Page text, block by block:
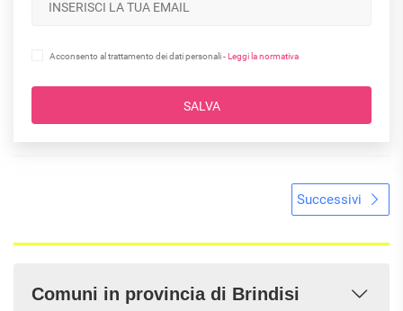
Acconsento al trattamento dei dati personali - Leggi la normativa
SALVA
Successivi
Comuni in provincia di Brindisi